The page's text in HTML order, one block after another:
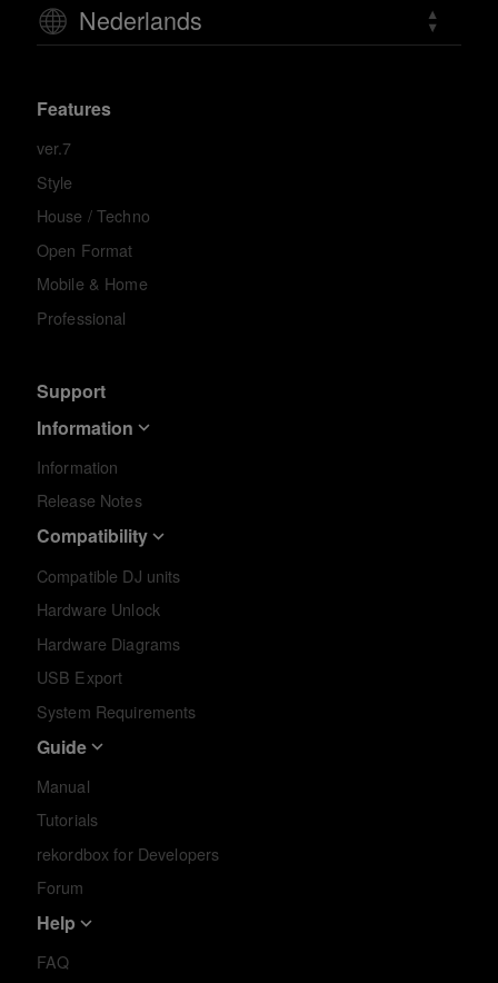
Nederlands
Features
ver.7
Style
House / Techno
Open Format
Mobile & Home
Professional
Support
Information
Information
Release Notes
Compatibility
Compatible DJ units
Hardware Unlock
Hardware Diagrams
USB Export
System Requirements
Guide
Manual
Tutorials
rekordbox for Developers
Forum
Help
FAQ